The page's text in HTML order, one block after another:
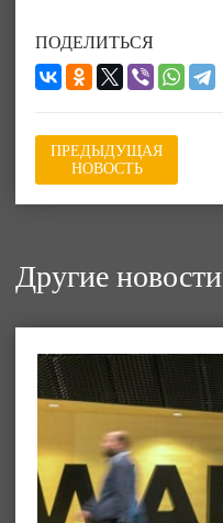
ПОДЕЛИТЬСЯ
ПРЕДЫДУЩАЯ
НОВОСТЬ
Другие новости